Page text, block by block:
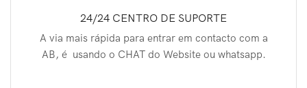
24/24 CENTRO DE SUPORTE
A via mais rápida para entrar em contacto com a
AB, é usando o CHAT do Website ou whatsapp.